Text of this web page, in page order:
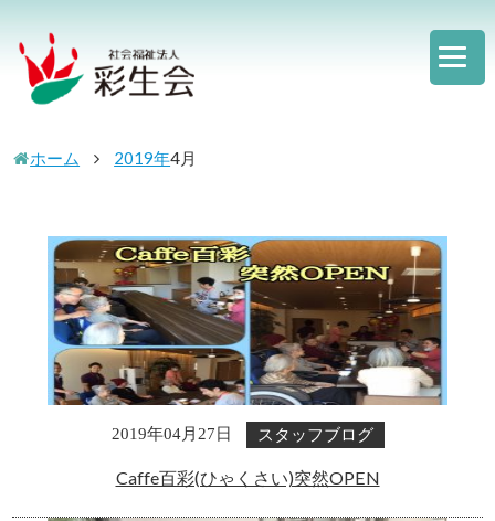
ホーム 2019年4月
2019年04月27日 スタッフブログ
Caffe百彩(ひゃくさい)突然OPEN